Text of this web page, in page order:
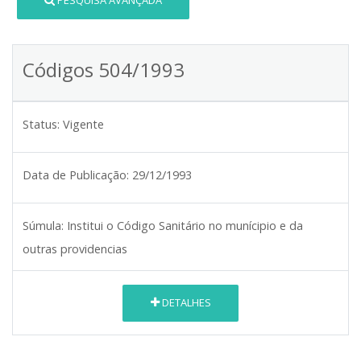
Códigos 504/1993
Status: Vigente
Data de Publicação: 29/12/1993
Súmula: Institui o Código Sanitário no munícipio e da
outras providencias
DETALHES